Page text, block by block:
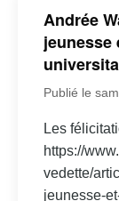
Andrée
jeunesse
Publié le
Les
https://
vedette/
jeunesse-